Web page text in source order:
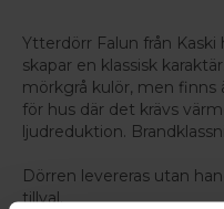
Ytterdörr Falun från
skapar en klassisk
mörkgrå kulör, men finns
för hus där det krävs
ljudreduktion.
Dörren levereras utan
tillval.